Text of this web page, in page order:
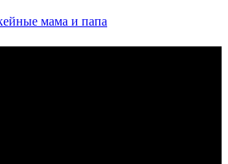
мама и папа